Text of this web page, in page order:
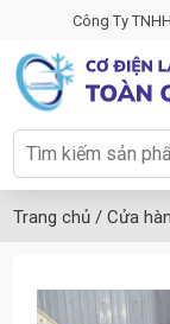
Công Ty
Trang chủ / Cửa